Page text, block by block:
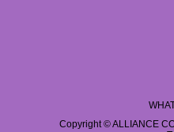
Copyright © ALLIANCE